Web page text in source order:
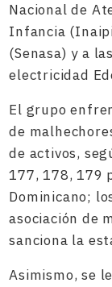
Nacional de
Infancia
(Senasa) y a
electricidad
El grupo
de
de activos,
177, 178, 179
Dominicano;
asociación de
sanciona la
Asimismo, se